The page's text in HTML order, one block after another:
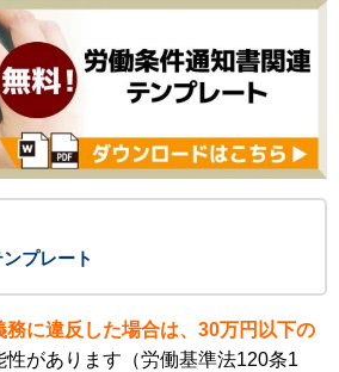
プレート
務に違反した場合は、30万円以下の
性があります（労働基準法120条1